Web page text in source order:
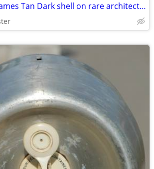
Herman Miller Eames Tan Dark shell on rare architect's drafting base.